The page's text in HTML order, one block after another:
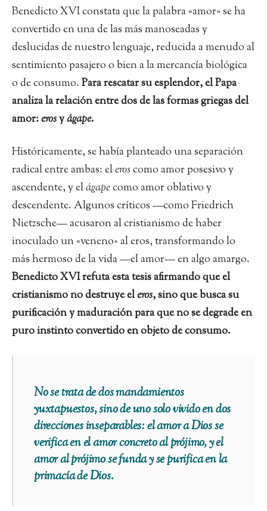
Benedicto XVI constata que la palabra «amor» se ha
convertido en una de las más manoseadas y
deslucidas de nuestro lenguaje, reducida a menudo al
sentimiento pasajero o bien a la mercancía biológica
o de consumo.Para rescatar su esplendor, el Papa
analiza la relación entre dos de las formas griegas del
amor:erosyágape.
Históricamente, se había planteado una separación
radical entre ambas: eleroscomo amor posesivo y
ascendente, y elágapecomo amor oblativo y
descendente. Algunos críticos —como Friedrich
Nietzsche— acusaron al cristianismo de haber
inoculado un «veneno» al eros, transformando lo
más hermoso de la vida —el amor— en algo amargo.
Benedicto XVI refuta esta tesis afirmando que el
cristianismo no destruye eleros, sino que busca su
purificación y maduración para que no se degrade en
puro instinto convertido en objeto de consumo.
No se trata de dos mandamientos
yuxtapuestos, sino de uno solo vivido en dos
direcciones inseparables: el amor a Dios se
verifica en el amor concreto al prójimo, y el
amor al prójimo se funda y se purifica en la
primacía de Dios.